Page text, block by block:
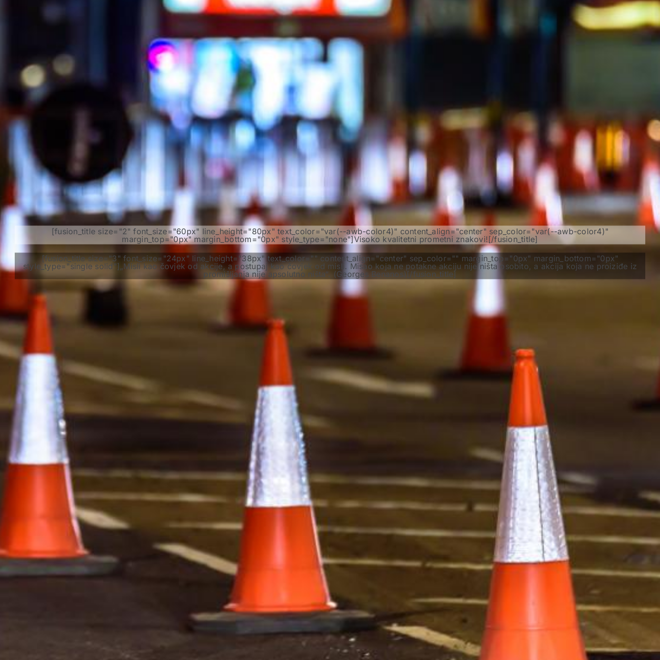
[fusion_title size="2" font_size="60px" line_height="80px" text_color="var(--awb-color4)" content_align="center" sep_color="var(--awb-color4)"
margin_top="0px" margin_bottom="0px" style_type="none"]Visoko kvalitetni prometni znakovi![/fusion_title]
[fusion_title size="3" font_size="24px" line_height="38px" text_color="" content_align="center" sep_color="" margin_top="0px" margin_bottom="0px"
style_type="single solid"]„Misli kao čovjek od akcije, a postupaj kao čovjek od misli. Misao koja ne potakne akciju nije ništa osobito, a akcija koja ne proiziđe iz
promišljanja nije apsolutno ništa“. (Georges Benanos)[/fusion_title]